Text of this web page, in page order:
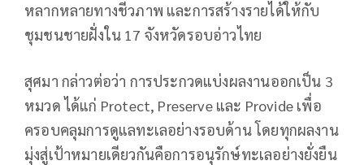
หลากหลายทางชีวภาพ และการสร้างรายได้ให้กับ
ชุมชนชายฝั่งใน 17 จังหวัดรอบอ่าวไทย
สุศมา กล่าวต่อว่า การประกวดแบ่งผลงานออกเป็น 3
หมวด ได้แก่ Protect, Preserve และ Provide เพื่อ
ครอบคลุมการดูแลทะเลอย่างรอบด้าน โดยทุกผลงาน
มุ่งสู่เป้าหมายเดียวกันคือการอนุรักษ์ทะเลอย่างยั่งยืน